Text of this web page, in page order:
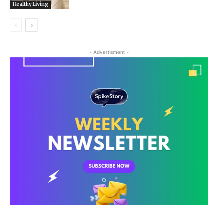
Healthy Living
- Advertisment -